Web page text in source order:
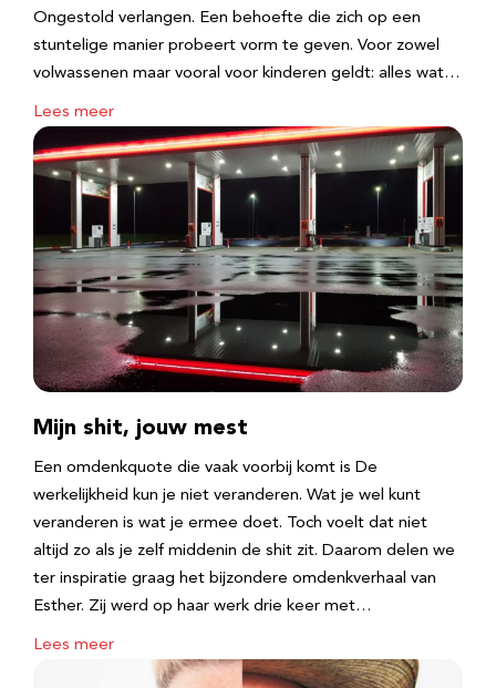
Ongestold verlangen. Een behoefte die zich op een
stuntelige manier probeert vorm te geven. Voor zowel
volwassenen maar vooral voor kinderen geldt: alles wat…
Lees meer
Mijn shit, jouw mest
Een omdenkquote die vaak voorbij komt is De
werkelijkheid kun je niet veranderen. Wat je wel kunt
veranderen is wat je ermee doet. Toch voelt dat niet
altijd zo als je zelf middenin de shit zit. Daarom delen we
ter inspiratie graag het bijzondere omdenkverhaal van
Esther. Zij werd op haar werk drie keer met…
Lees meer